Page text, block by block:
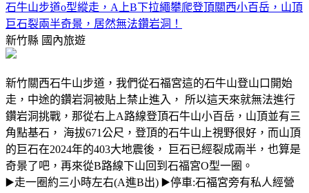
石牛山步道o型縱走，A上B下拉繩攀爬登頂關西小百岳，山頂
巨石裂兩半奇景，居然無法鑽岩洞！
新竹縣 國內旅遊
新竹關西石牛山步道，我們從石福宮這的石牛山登山口開始
走，中途的鑽岩洞被貼上禁止進入， 所以這天來就無法進行
鑽岩洞挑戰，那從右上A路線登頂石牛山小百岳，山頂並有三
角點基石， 海拔671公尺，登頂的石牛山上視野很好，而山頂
的巨石在2024年的403大地震後， 巨石已經裂成兩半，也算是
奇景了吧，再來從B路線下山回到石福宮O型一圈。
▶️走一圈約三小時左右(A進B出) ▶️停車:石福宮旁有私人經營